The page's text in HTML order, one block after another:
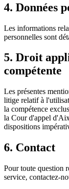
4. Données
Les informations
personnelles sont
5. Droit
compétente
Les présentes
litige relatif à
la compétence
la Cour d'appel
dispositions
6. Contact
Pour toute question
service, contactez-